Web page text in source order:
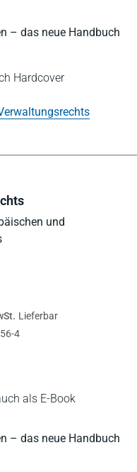
– das neue Handbuch
Hardcover
und
als E-Book
– das neue Handbuch
Lieferbar
4